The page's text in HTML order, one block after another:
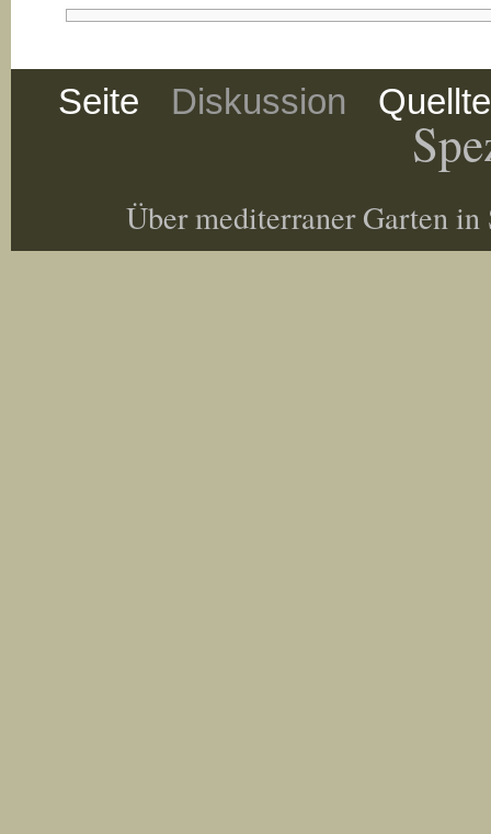
Seite Diskussion
Über mediterraner Garten in